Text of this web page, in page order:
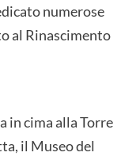
numerose
al Rinascimento
in cima alla Torre
il Museo del